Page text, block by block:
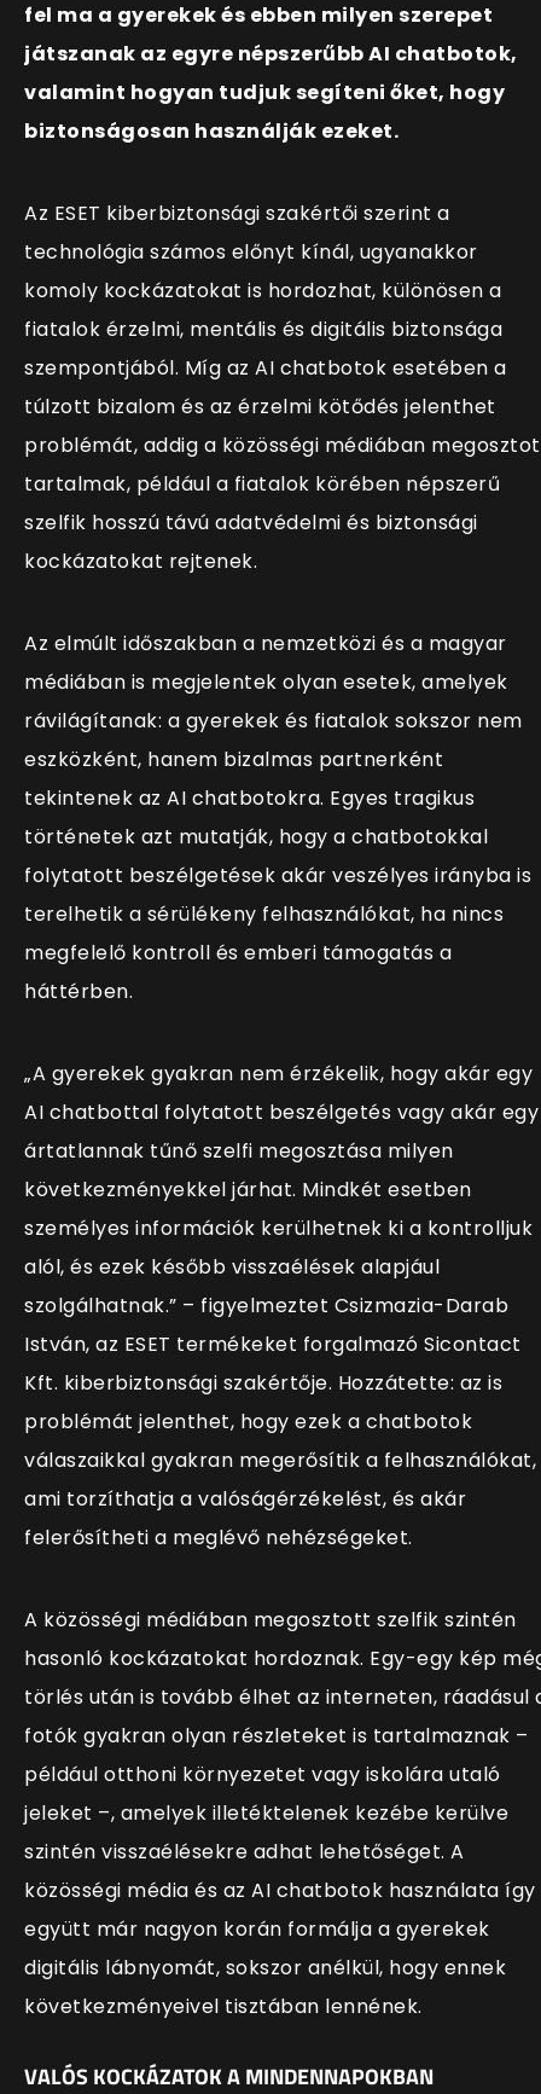
fel ma a gyerekek és ebben milyen szerepet
játszanak az egyre népszerűbb AI chatbotok,
valamint hogyan tudjuk segíteni őket, hogy
biztonságosan használják ezeket.
Az ESET kiberbiztonsági szakértői szerint a
technológia számos előnyt kínál, ugyanakkor
komoly kockázatokat is hordozhat, különösen a
fiatalok érzelmi, mentális és digitális biztonsága
szempontjából. Míg az AI chatbotok esetében a
túlzott bizalom és az érzelmi kötődés jelenthet
problémát, addig a közösségi médiában
tartalmak, például a fiatalok körében népszerű
szelfik hosszú távú adatvédelmi és biztonsági
kockázatokat rejtenek.
Az elmúlt időszakban a nemzetközi és a magyar
médiában is megjelentek olyan esetek, amelyek
rávilágítanak: a gyerekek és fiatalok sokszor nem
eszközként, hanem bizalmas partnerként
tekintenek az AI chatbotokra. Egyes tragikus
történetek azt mutatják, hogy a chatbotokkal
folytatott beszélgetések akár veszélyes irányba is
terelhetik a sérülékeny felhasználókat, ha nincs
megfelelő kontroll és emberi támogatás a
háttérben.
„A gyerekek gyakran nem érzékelik, hogy akár egy
AI chatbottal folytatott beszélgetés vagy akár egy
ártatlannak tűnő szelfi megosztása milyen
következményekkel járhat. Mindkét esetben
személyes információk kerülhetnek ki a kontrolljuk
alól, és ezek később visszaélések alapjául
szolgálhatnak.” – figyelmeztet Csizmazia-Darab
István, az ESET termékeket forgalmazó Sicontact
Kft. kiberbiztonsági szakértője. Hozzátette: az is
problémát jelenthet, hogy ezek a chatbotok
válaszaikkal gyakran megerősítik a felhasználókat,
ami torzíthatja a valóságérzékelést, és akár
felerősítheti a meglévő nehézségeket.
A közösségi médiában megosztott szelfik szintén
hasonló kockázatokat hordoznak. Egy-egy kép
törlés után is tovább élhet az interneten, ráadásul
fotók gyakran olyan részleteket is tartalmaznak –
például otthoni környezetet vagy iskolára utaló
jeleket –, amelyek illetéktelenek kezébe kerülve
szintén visszaélésekre adhat lehetőséget. A
közösségi média és az AI chatbotok használata így
együtt már nagyon korán formálja a gyerekek
digitális lábnyomát, sokszor anélkül, hogy ennek
következményeivel tisztában lennének.
VALÓS KOCKÁZATOK A MINDENNAPOKBAN